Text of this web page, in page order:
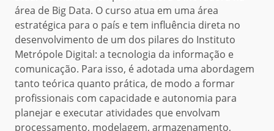
área de Big Data. O curso atua em uma área
estratégica para o país e tem influência direta no
desenvolvimento de um dos pilares do Instituto
Metrópole Digital: a tecnologia da informação e
comunicação. Para isso, é adotada uma abordagem
tanto teórica quanto prática, de modo a formar
profissionais com capacidade e autonomia para
planejar e executar atividades que envolvam
processamento, modelagem, armazenamento,